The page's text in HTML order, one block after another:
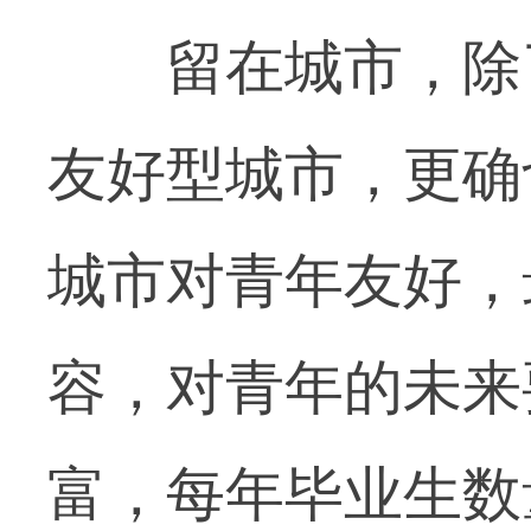
留在城市，除
友好型城市，更
城市对青年友好
容，对青年的未
富，每年毕业生